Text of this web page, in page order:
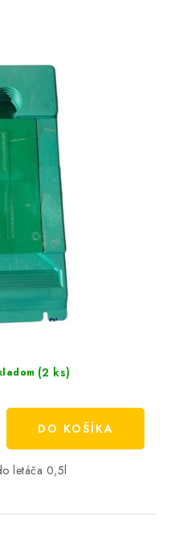
(2 ks)
DO KOŠÍKA
letáča 0,5l